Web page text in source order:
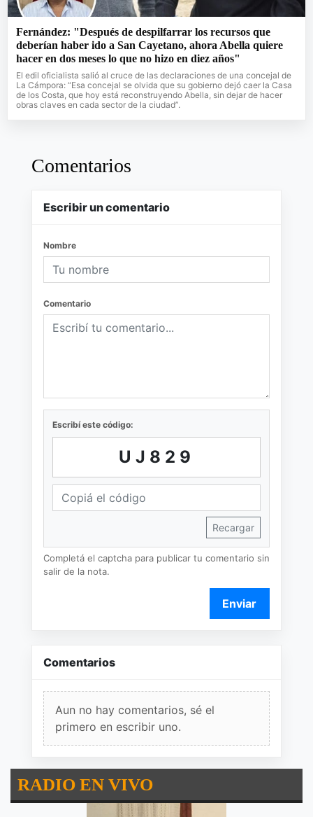
Fernández: "Después de despilfarrar los recursos que
deberían haber ido a San Cayetano, ahora Abella quiere
hacer en dos meses lo que no hizo en diez años"
El edil oficialista salió al cruce de las declaraciones de una concejal de
La Cámpora: “Esa concejal se olvida que su gobierno dejó caer la Casa
de los Costa, que hoy está reconstruyendo Abella, sin dejar de hacer
obras claves en cada sector de la ciudad”.
Comentarios
Escribir un comentario
Nombre
Comentario
Escribí este código:
UJ829
Recargar
Completá el captcha para publicar tu comentario sin
salir de la nota.
Enviar
Comentarios
Aun no hay comentarios, sé el
primero en escribir uno.
RADIO EN VIVO